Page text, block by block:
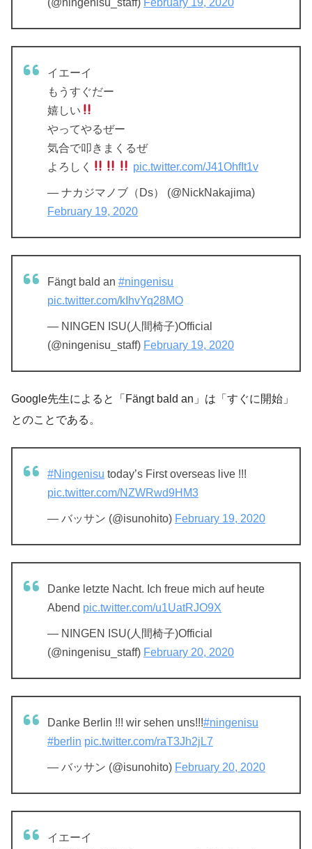
イエーイ
もうすぐだー
嬉しい
やってやるぜー
気合で叩きまくるぜ
よろしく
pic.twitter.com/J41OhfIt1v
— ナカジマノブ（Ds） (@NickNakajima)
February 19, 2020
Fängt bald an #ningenisu
pic.twitter.com/kIhvYq28MO
— NINGEN ISU(人間椅子)Official
(@ningenisu_staff) February 19, 2020
Google先生によると「Fängt bald an」は「すぐに開始」
とのことである。
#Ningenisu today’s First overseas live !!!
pic.twitter.com/NZWRwd9HM3
— バッサン (@isunohito) February 19, 2020
Danke letzte Nacht. Ich freue mich auf heute
Abend pic.twitter.com/u1UatRJO9X
— NINGEN ISU(人間椅子)Official
(@ningenisu_staff) February 20, 2020
Danke Berlin !!! wir sehen uns!!!#ningenisu
#berlin pic.twitter.com/raT3Jh2jL7
— バッサン (@isunohito) February 20, 2020
イエーイ